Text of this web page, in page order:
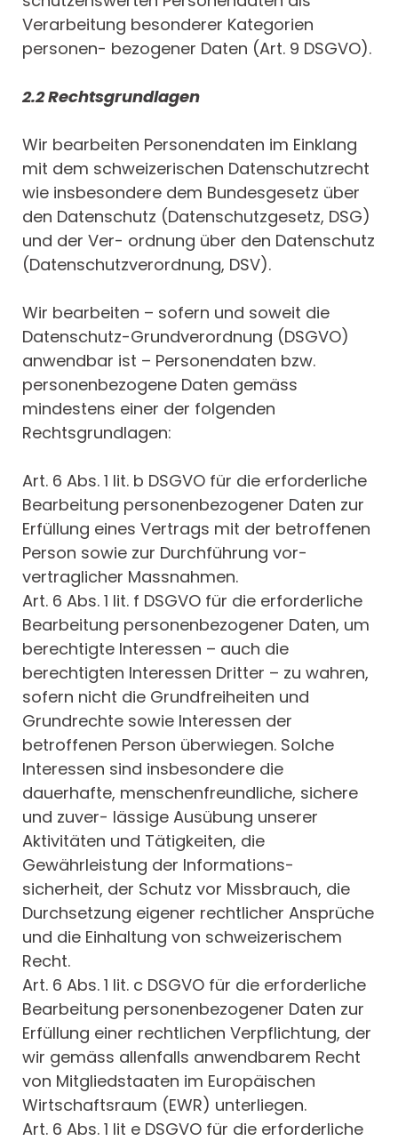
Verarbeitung besonderer Kategorien
personen- bezogener Daten (Art. 9 DSGVO).
2.2 Rechtsgrundlagen
Wir bearbeiten Personendaten im Einklang
mit dem schweizerischen Datenschutzrecht
wie insbesondere dem Bundesgesetz über
den Datenschutz (Datenschutzgesetz, DSG)
und der Ver- ordnung über den Datenschutz
(Datenschutzverordnung, DSV).
Wir bearbeiten – sofern und soweit die
Datenschutz-Grundverordnung (DSGVO)
anwendbar ist – Personendaten bzw.
personenbezogene Daten gemäss
mindestens einer der folgenden
Rechtsgrundlagen:
Art. 6 Abs. 1 lit. b DSGVO für die erforderliche
Bearbeitung personenbezogener Daten zur
Erfüllung eines Vertrags mit der betroffenen
Person sowie zur Durchführung vor-
vertraglicher Massnahmen.
Art. 6 Abs. 1 lit. f DSGVO für die erforderliche
Bearbeitung personenbezogener Daten, um
berechtigte Interessen – auch die
berechtigten Interessen Dritter – zu wahren,
sofern nicht die Grundfreiheiten und
Grundrechte sowie Interessen der
betroffenen Person überwiegen. Solche
Interessen sind insbesondere die
dauerhafte, menschenfreundliche, sichere
und zuver- lässige Ausübung unserer
Aktivitäten und Tätigkeiten, die
Gewährleistung der Informations-
sicherheit, der Schutz vor Missbrauch, die
Durchsetzung eigener rechtlicher Ansprüche
und die Einhaltung von schweizerischem
Recht.
Art. 6 Abs. 1 lit. c DSGVO für die erforderliche
Bearbeitung personenbezogener Daten zur
Erfüllung einer rechtlichen Verpflichtung, der
wir gemäss allenfalls anwendbarem Recht
von Mitgliedstaaten im Europäischen
Wirtschaftsraum (EWR) unterliegen.
Art. 6 Abs. 1 lit e DSGVO für die erforderliche